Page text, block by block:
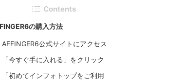
Contents
の購入方法
AFFINGER6公式サイトにアクセス
「今すぐ手に入れる」をクリック
「初めてインフォトップをご利用